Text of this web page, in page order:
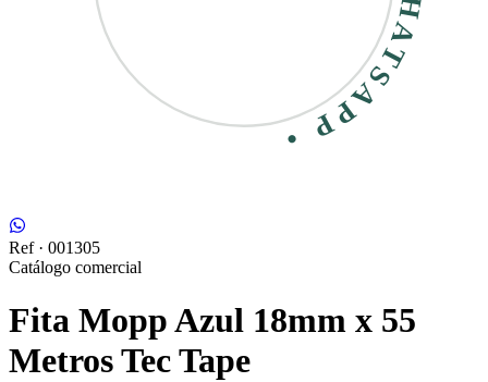
Ref · 001305
Catálogo comercial
Fita Mopp Azul 18mm x 55
Metros Tec Tape